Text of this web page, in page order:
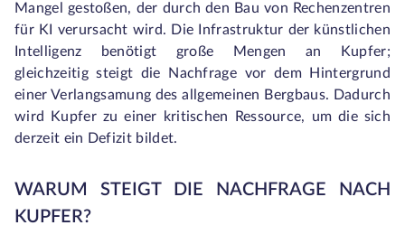
Mangel gestoßen, der durch den Bau von Rechenzentren
für KI verursacht wird. Die Infrastruktur der künstlichen
Intelligenz benötigt große Mengen an Kupfer;
gleichzeitig steigt die Nachfrage vor dem Hintergrund
einer Verlangsamung des allgemeinen Bergbaus. Dadurch
wird Kupfer zu einer kritischen Ressource, um die sich
derzeit ein Defizit bildet.
WARUM STEIGT DIE NACHFRAGE NACH
KUPFER?